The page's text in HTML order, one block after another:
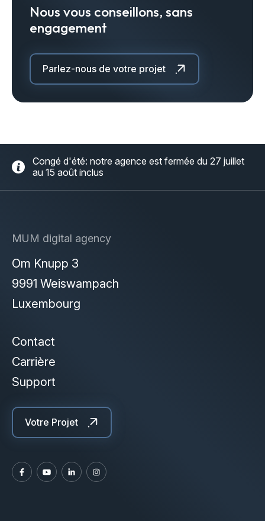
Nous vous conseillons, sans
engagement
Parlez-nous de votre projet
Congé d'été: notre agence est fermée du 27 juillet
au 15 août inclus
MUM digital agency
Om Knupp 3
9991 Weiswampach
Luxembourg
Contact
Carrière
Support
Votre Projet